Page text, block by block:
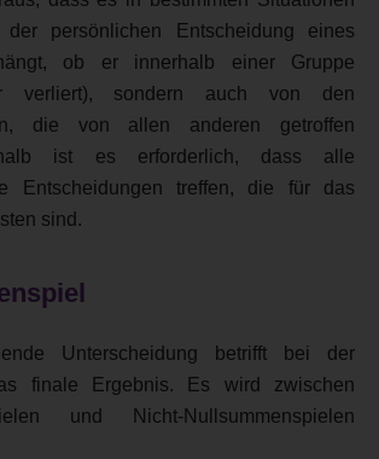
persönlichen Entscheidung eines
ob er innerhalb einer Gruppe
verliert), sondern auch von den
die von allen anderen getroffen
ist es erforderlich, dass alle
Entscheidungen treffen, die für das
sind.
Unterscheidung betrifft bei der
finale Ergebnis. Es wird zwischen
und Nicht-Nullsummenspielen